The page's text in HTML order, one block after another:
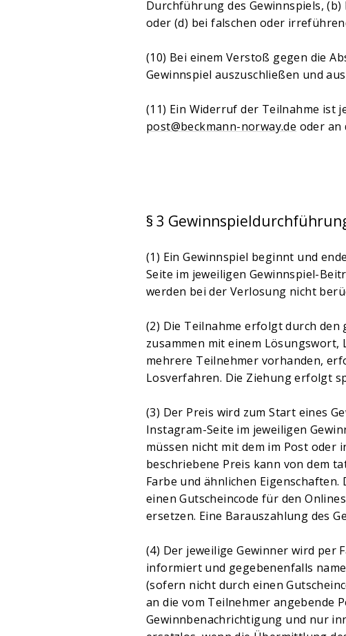
Durchführung des Gewinnspiels,
oder (d) bei falschen oder
(10) Bei einem Verstoß gegen die
Gewinnspiel auszuschließen und
(11) Ein Widerruf der Teilnahme ist
post@beckmann-norway.de oder an
§ 3
(1) Ein Gewinnspiel beginnt und
Seite im jeweiligen Gewinnspiel-
werden bei der Verlosung nicht
(2) Die Teilnahme erfolgt durch
zusammen mit einem Lösungswort,
mehrere Teilnehmer vorhanden,
Losverfahren. Die Ziehung erfolgt
(3) Der Preis wird zum Start eines
Instagram-Seite im jeweiligen
müssen nicht mit dem im Post oder
beschriebene Preis kann von dem
Farbe und ähnlichen
einen Gutscheincode für den
ersetzen. Eine Barauszahlung des
(4) Der jeweilige Gewinner wird per
informiert und gegebenenfalls
(sofern nicht durch einen
an die vom Teilnehmer angebende
Gewinnbenachrichtigung und nur